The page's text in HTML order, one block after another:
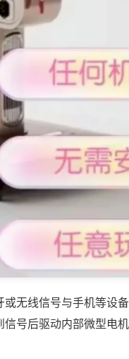
无线信号与手机等设
号后驱动内部微型电